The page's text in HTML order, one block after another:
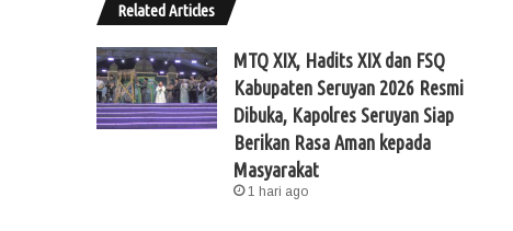
Related Articles
MTQ XIX, Hadits XIX dan FSQ
Kabupaten Seruyan 2026 Resmi
Dibuka, Kapolres Seruyan Siap
Berikan Rasa Aman kepada
Masyarakat
1 hari ago